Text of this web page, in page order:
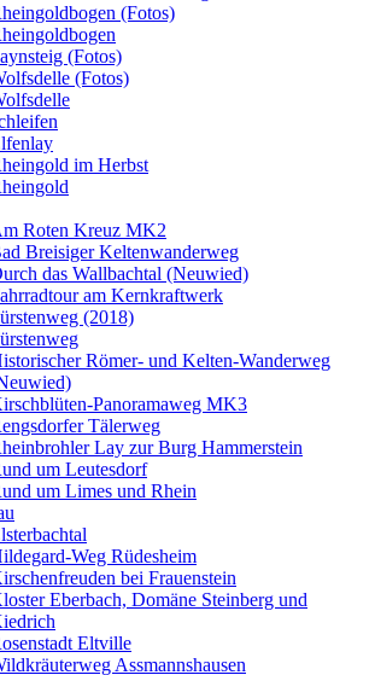
(Fotos)
(Fotos)
(Fotos)
im Herbst
Roten Kreuz MK2
Breisiger Keltenwanderweg
das Wallbachtal (Neuwied)
am Kernkraftwerk
(2018)
Römer- und Kelten-Wanderweg
Panoramaweg MK3
Tälerweg
Lay zur Burg Hammerstein
um Leutesdorf
um Limes und Rhein
Weg Rüdesheim
bei Frauenstein
Eberbach, Domäne Steinberg und
Eltville
Assmannshausen